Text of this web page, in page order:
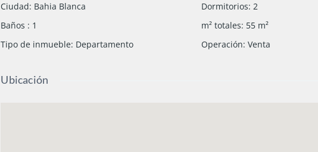
Ciudad: Bahia Blanca Dormitorios: 2
Baños : 1 m² totales: 55 m²
Tipo de inmueble: Departamento Operación: Venta
Ubicación